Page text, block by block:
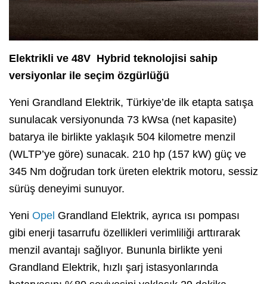
Elektrikli ve 48V Hybrid teknolojisi sahip
versiyonlar ile seçim özgürlüğü
Yeni Grandland Elektrik, Türkiye’de ilk etapta satışa
sunulacak versiyonunda 73 kWsa (net kapasite)
batarya ile birlikte yaklaşık 504 kilometre menzil
(WLTP’ye göre) sunacak. 210 hp (157 kW) güç ve
345 Nm doğrudan tork üreten elektrik motoru, sessiz
sürüş deneyimi sunuyor.
Yeni Opel Grandland Elektrik, ayrıca ısı pompası
gibi enerji tasarrufu özellikleri verimliliği arttırarak
menzil avantajı sağlıyor. Bununla birlikte yeni
Grandland Elektrik, hızlı şarj istasyonlarında